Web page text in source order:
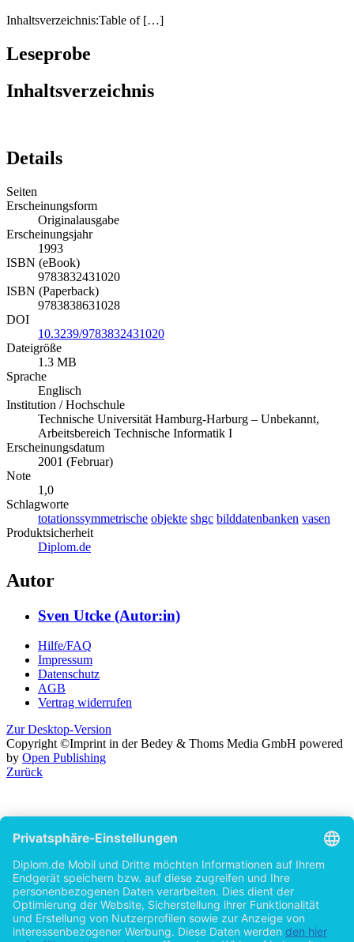
Inhaltsverzeichnis:Table of […]
Leseprobe
Inhaltsverzeichnis
Details
Seiten
Erscheinungsform
Originalausgabe
Erscheinungsjahr
1993
ISBN (eBook)
9783832431020
ISBN (Paperback)
9783838631028
DOI
10.3239/9783832431020
Dateigröße
1.3 MB
Sprache
Englisch
Institution / Hochschule
Technische Universität Hamburg-Harburg – Unbekannt,
Arbeitsbereich Technische Informatik I
Erscheinungsdatum
2001 (Februar)
Note
1,0
Schlagworte
totationssymmetrische objekte shgc bilddatenbanken vasen
Produktsicherheit
Diplom.de
Autor
Sven Utcke (Autor:in)
Hilfe/FAQ
Impressum
Datenschutz
AGB
Vertrag widerrufen
Zur Desktop-Version
Copyright ©Imprint in der Bedey & Thoms Media GmbH powered
by Open Publishing
Zurück